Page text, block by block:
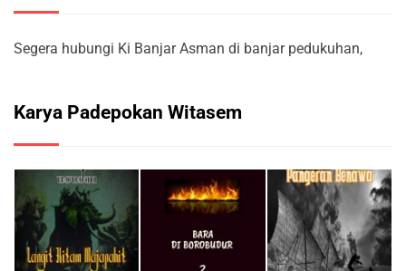
Segera hubungi Ki Banjar Asman di banjar pedukuhan,
Karya Padepokan Witasem